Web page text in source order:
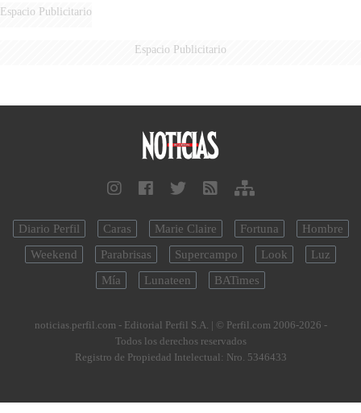
Espacio Publicitario
Espacio Publicitario
Diario Perfil Caras Marie Claire Fortuna
Hombre
Weekend
Parabrisas Supercampo Look
Luz
Mía
Lunateen BATimes
noticias.perfil.com - Editorial Perfil S.A. | © Perfil.com 2006-2026 -
Todos los derechos reservados
Registro de Propiedad Intelectual: Nro. 5346433